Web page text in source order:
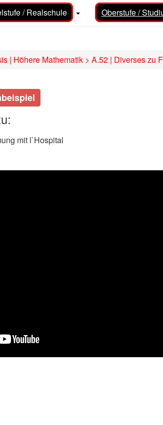
/ Realschule Oberstufe /
| Höhere Mathematik > A.52 | Diverses zu
mit l`Hospital